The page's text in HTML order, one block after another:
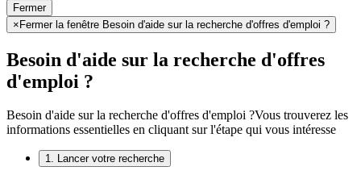
Fermer
×Fermer la fenêtre Besoin d'aide sur la recherche d'offres d'emploi ?
Besoin d'aide sur la recherche d'offres
d'emploi ?
Besoin d'aide sur la recherche d'offres d'emploi ?Vous trouverez les
informations essentielles en cliquant sur l'étape qui vous intéresse
1. Lancer votre recherche